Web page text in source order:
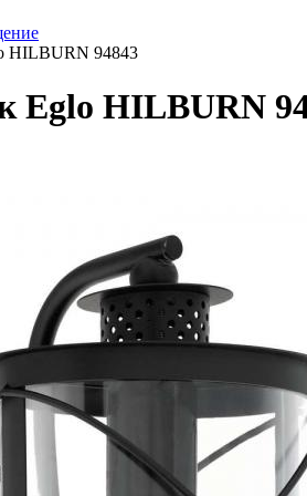
HILBURN 94843
Eglo HILBURN